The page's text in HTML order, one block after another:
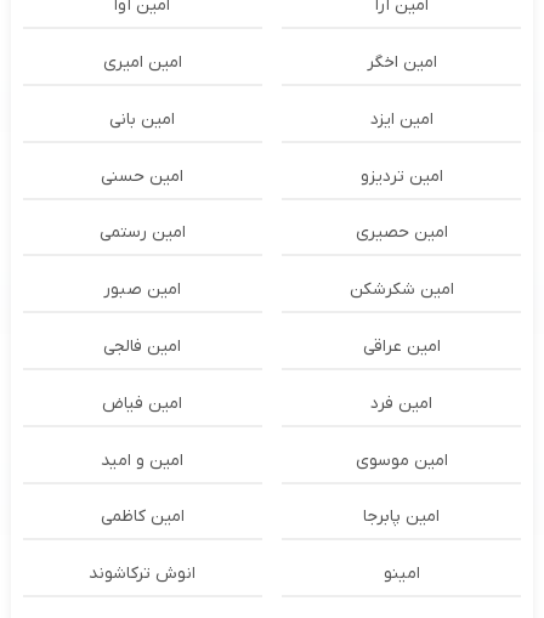
امین آرا امین آوا
امین اخگر امین امیری
امین ایزد امین بانی
امین تردیزو امین حسنی
امین حصیری امین رستمی
امین شکرشکن امین صبور
امین عراقی امین فالجی
امین فرد امین فیاض
امین موسوی امین و امید
امین پابرجا امین کاظمی
امینو انوش ترکاشوند